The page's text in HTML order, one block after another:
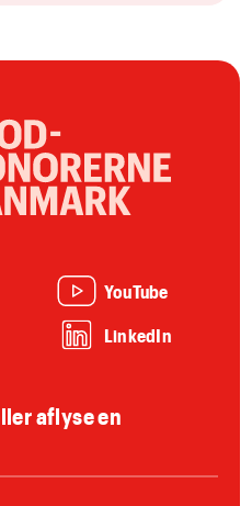
YouTube
LinkedIn
aflyse en